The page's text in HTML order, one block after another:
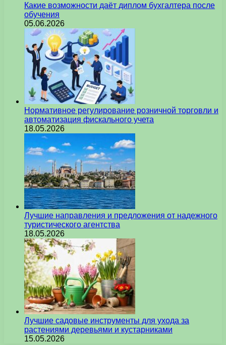
Какие возможности даёт диплом бухгалтера после
обучения
05.06.2026
Нормативное регулирование розничной торговли и
автоматизация фискального учета
18.05.2026
Лучшие направления и предложения от надежного
туристического агентства
18.05.2026
Лучшие садовые инструменты для ухода за
растениями деревьями и кустарниками
15.05.2026